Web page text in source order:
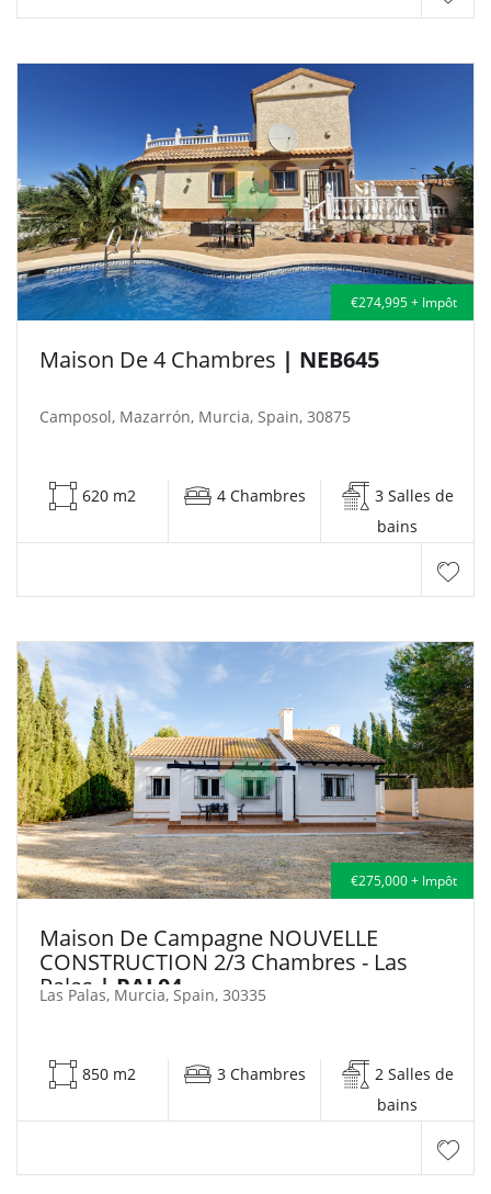
€274,995 + Impôt
Maison De 4 Chambres | NEB645
Camposol, Mazarrón, Murcia, Spain, 30875
620 m2 4 Chambres
3 Salles de
bains
€275,000 + Impôt
Maison De Campagne NOUVELLE
CONSTRUCTION 2/3 Chambres - Las
Palas| PAL04
Las Palas, Murcia, Spain, 30335
850 m2 3 Chambres
2 Salles de
bains